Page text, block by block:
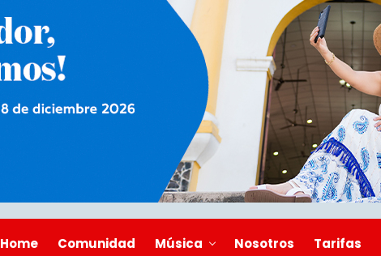
Home Comunidad Música Nosotros Tarifas